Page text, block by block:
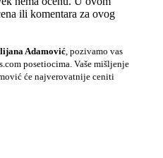
ili komentara za ovog
Adamović , pozivamo vas
posetiocima. Vaše mišljenje
će najverovatnije ceniti